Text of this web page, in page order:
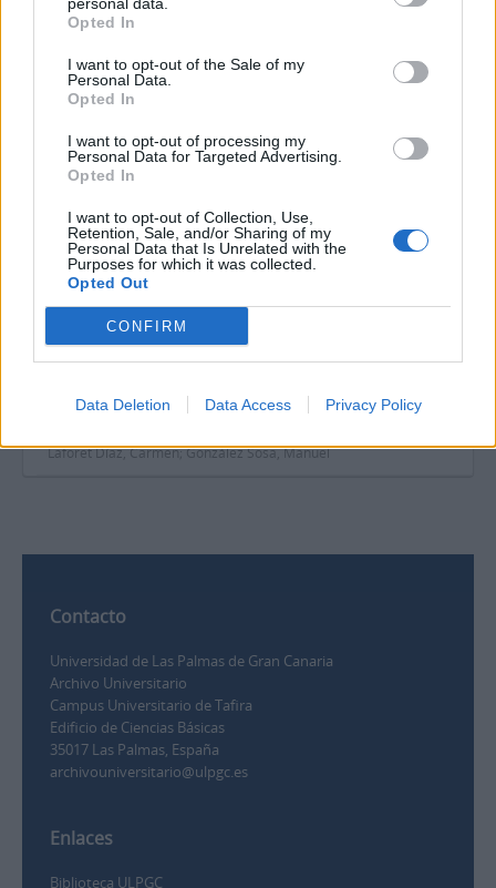
Opted In
I want to opt-out of the Sale of my
Personal Data.
Opted In
I want to opt-out of processing my
Personal Data for Targeted Advertising.
Opted In
I want to opt-out of Collection, Use,
Retention, Sale, and/or Sharing of my
Personal Data that Is Unrelated with the
Purposes for which it was collected.
Opted Out
CONFIRM
Data Deletion Data Access Privacy Policy
Início
Previsualizar a impressão
Ver:
Ordenar por ordem: Data de início Direction: Ascending
ES 35017 AULPGC / DF-4.-4.1.-4.1.10.-FMDFB_04110_4139
Documento
1951
Parte deMaría Dolores de la Fe
titulado "Un autor canario" y nota aclaratoria de Manuel
Laforet Díaz, Carmen; González Sosa, Manuel
Contacto
Universidad de Las Palmas de Gran Canaria
Archivo Universitario
Campus Universitario de Tafira
Edificio de Ciencias Básicas
35017 Las Palmas, España
archivouniversitario@ulpgc.es
Enlaces
Biblioteca ULPGC